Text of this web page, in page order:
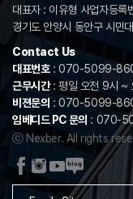
대표자 : 이유형 사업자등
경기도 안양시 동안구 시민
Contact Us
대표번호: 070-5099-
근무시간: 평일 오전 9시 ~
비젼문의 : 070-5099-
임베디드 PC 문의 : 070-
ⓒ Nexber. All rights